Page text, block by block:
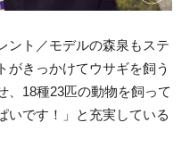
ント／モデルの森泉もステ
がきっかけてウサギを飼う
、18種23匹の動物を飼って
いです！」と充実している